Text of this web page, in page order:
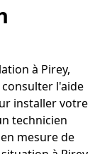
à Pirey,
l'aide
installer votre
technicien
mesure de